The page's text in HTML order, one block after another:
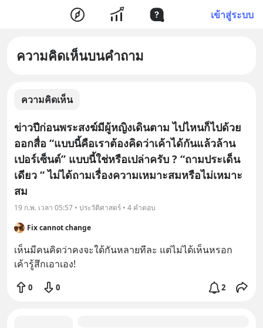
เข้าสู่ระบบ
ความคิดเห็นบนคำถาม
ความคิดเห็น
ข่าวปีก่อนพระสงฆ์มีผู้หญิงเดินตาม ไปไหนก็ไปด้วย
ออกสื่อ “แบบนี้คือเราต้องคิดว่าเค้าได้กันแล้วล้าน
เปอร์เซ็นต์” แบบนี้ใช่หรือเปล่าครับ ? “ถามประเด็น
เดียว “ ไม่ได้ถามเรื่องความเหมาะสมหรือไม่เหมาะ
สม
19 ก.พ. เวลา 05:57 • ประวัติศาสตร์ • 4 คำตอบ
Fix cannot change
เห็นมีคนคิดว่าคงจะใด้กันหลายทีละ แต่ไม่ได้เห็นหรอก
เค้ารู้สึกเอาเอง!
0 0 2